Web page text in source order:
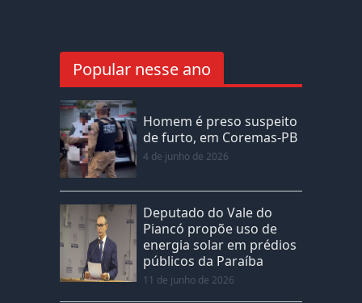
Popular nesse ano
Homem é preso suspeito
de furto, em Coremas-PB
4 de junho de 2026
Deputado do Vale do
Piancó propõe uso de
energia solar em prédios
públicos da Paraíba
11 de junho de 2026